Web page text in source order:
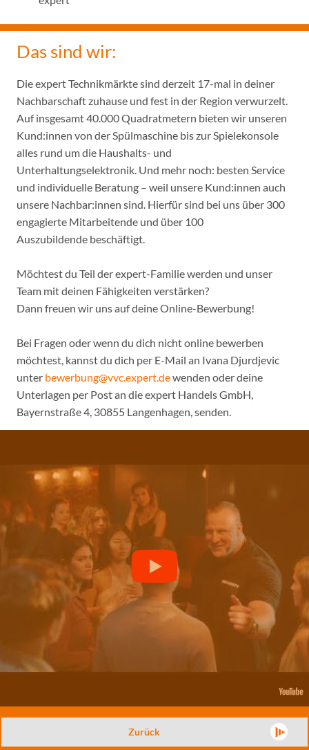
Das sind wir:
Die expert Technikmärkte sind derzeit 17-mal in deiner
Nachbarschaft zuhause und fest in der Region verwurzelt.
Auf insgesamt 40.000 Quadratmetern bieten wir unseren
Kund:innen von der Spülmaschine bis zur Spielekonsole
alles rund um die Haushalts- und
Unterhaltungselektronik. Und mehr noch: besten Service
und individuelle Beratung – weil unsere Kund:innen auch
unsere Nachbar:innen sind. Hierfür sind bei uns über 300
engagierte Mitarbeitende und über 100
Auszubildende beschäftigt.
Möchtest du Teil der expert-Familie werden und unser
Team mit deinen Fähigkeiten verstärken?
Dann freuen wir uns auf deine Online-Bewerbung!
Bei Fragen oder wenn du dich nicht online bewerben
möchtest, kannst du dich per E-Mail an Ivana Djurdjevic
unter bewerbung@vvc.expert.dewenden oder deine
Unterlagen per Post an die expert Handels GmbH,
Bayernstraße 4, 30855 Langenhagen, senden.
Zurück